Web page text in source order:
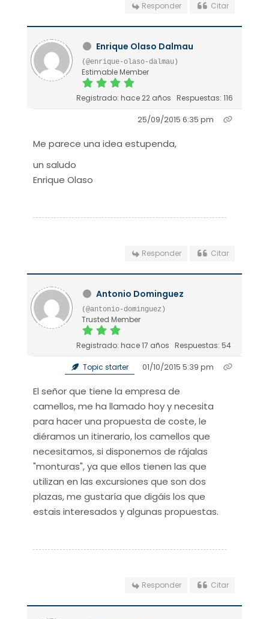
Responder Citar
Enrique Olaso Dalmau
(@enrique-olaso-dalmau)
Estimable Member
Registrado: hace 22 años Respuestas: 116
25/09/2015 6:35 pm
Me parece una idea estupenda,
un saludo
Enrique Olaso
Responder Citar
Antonio Dominguez
(@antonio-dominguez)
Trusted Member
Registrado: hace 17 años Respuestas: 54
Topic starter 01/10/2015 5:39 pm
El señor que tiene la empresa de
camellos, me ha llamado hoy y necesita
para hacer una propuesta de coste, le
diéramos un itinerario, los camellos que
necesitamos, si disponemos de rájalas
"monturas", ya que ellos tienen las que
utilizan en las excursiones que son dos
plazas, me gustaría que digáis los que
estais interesados y algunas propuestas.
Responder Citar